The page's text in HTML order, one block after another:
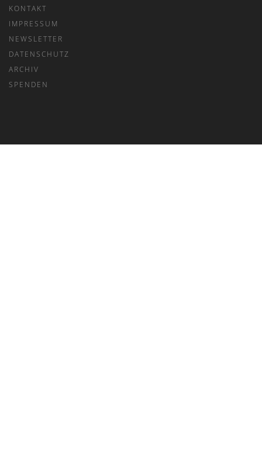
KONTAKT
IMPRESSUM
NEWSLETTER
DATENSCHUTZ
ARCHIV
SPENDEN